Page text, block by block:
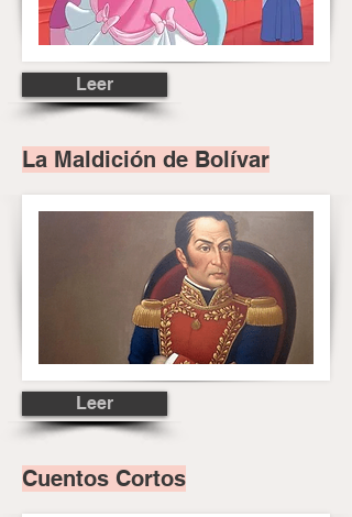
Leer
La Maldición de Bolívar
Leer
Cuentos Cortos